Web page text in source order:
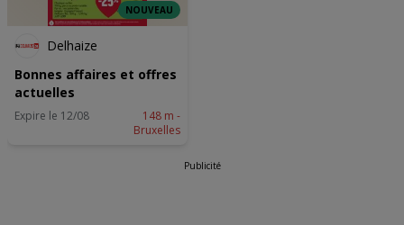
NOUVEAU
Delhaize
Bonnes affaires et offres
actuelles
Expire le 12/08
148 m -
Bruxelles
Publicité